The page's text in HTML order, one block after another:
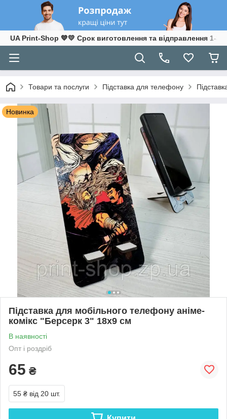
UA Print-Shop ​💙💛 Срок виготовлення та відправлення 1-3
Товари та послуги Підставка для телефону
Новинка
Підставка для мобільного телефону аніме-
комікс "Берсерк 3" 18х9 см
В наявності
Опт і роздріб
65 ₴
55 ₴ від 20 шт.